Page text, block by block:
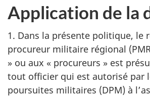
Application de la
1. Dans la présente politique, le
procureur militaire régional
» ou aux « procureurs » est
tout officier qui est autorisé par
poursuites militaires (DPM) à